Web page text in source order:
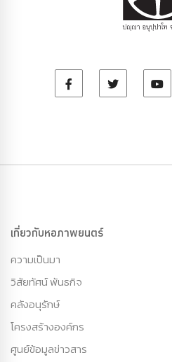
เกี่ยวกับหอภาพยนตร์
ความเป็นมา
วิสัยทัศน์ พันธกิจ
คลังอนุรักษ์
โครงสร้างองค์กร
ศูนย์ข้อมูลข่าวสาร